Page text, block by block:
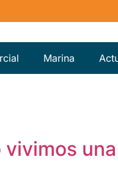
Marina
vivimos